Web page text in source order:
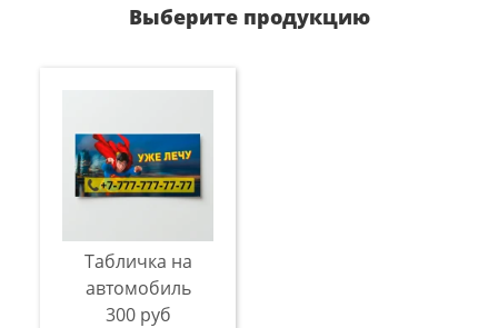
Выберите продукцию
Табличка на
автомобиль
300 руб